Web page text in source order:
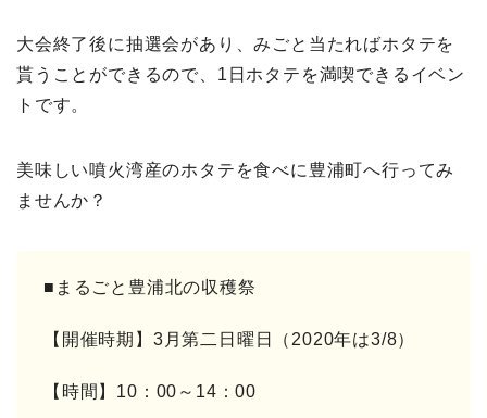
大会終了後に抽選会があり、みごと当たればホタテを
貰うことができるので、1日ホタテを満喫できるイベン
トです。
美味しい噴火湾産のホタテを食べに豊浦町へ行ってみ
ませんか？
■まるごと豊浦北の収穫祭
【開催時期】3月第二日曜日（2020年は3/8）
【時間】10：00～14：00